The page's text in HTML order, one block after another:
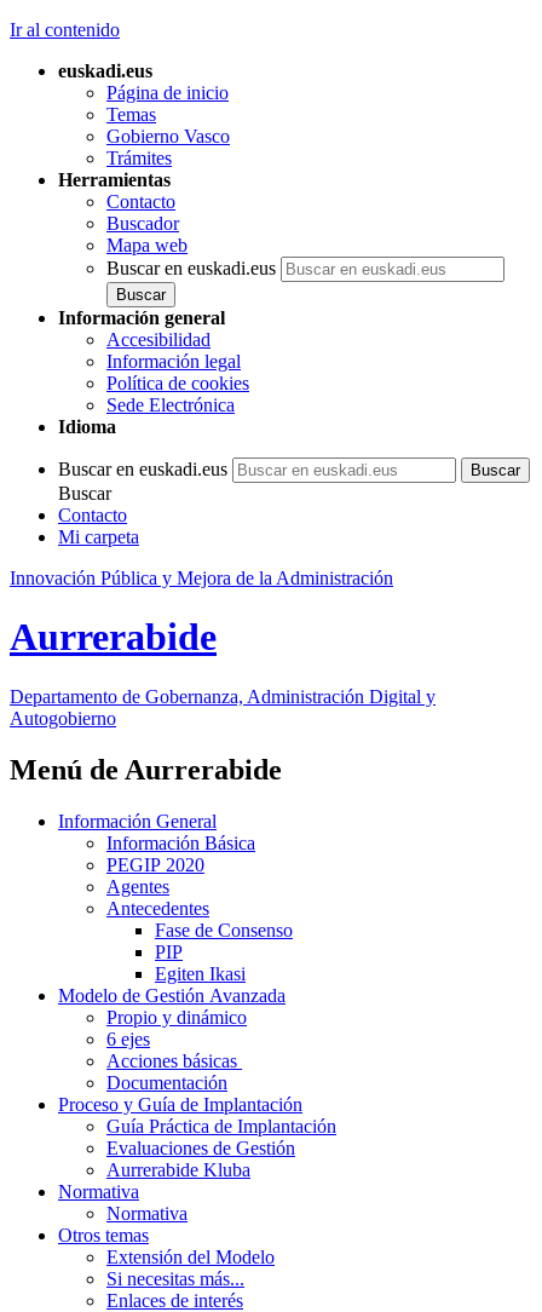
Ir al contenido
euskadi.eus
Página de inicio
Temas
Gobierno Vasco
Trámites
Herramientas
Contacto
Buscador
Mapa web
Buscar en euskadi.eus
Información general
Accesibilidad
Información legal
Política de cookies
Sede Electrónica
Idioma
Buscar en euskadi.eus
Buscar
Contacto
Mi carpeta
Innovación Pública y Mejora de la Administración
Aurrerabide
Departamento de Gobernanza, Administración Digital y
Autogobierno
Menú de Aurrerabide
Información General
Información Básica
PEGIP 2020
Agentes
Antecedentes
Fase de Consenso
PIP
Egiten Ikasi
Modelo de Gestión Avanzada
Propio y dinámico
6 ejes
Acciones básicas
Documentación
Proceso y Guía de Implantación
Guía Práctica de Implantación
Evaluaciones de Gestión
Aurrerabide Kluba
Normativa
Normativa
Otros temas
Extensión del Modelo
Si necesitas más...
Enlaces de interés